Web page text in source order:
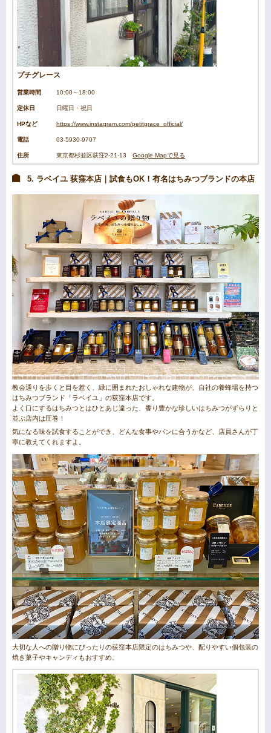
プチグレース
営業時間 10:00～18:00
定休日 日曜日・祝日
HPなど https://www.instagram.com/petitgrace_official/
電話 03-5930-9707
住所 東京都杉並区荻窪2-21-13 Google Mapで見る
5. ラベイユ 荻窪本店｜試食もOK！有名はちみつブランドの本店
教会通りを歩くと目を惹く、緑に囲まれたおしゃれな建物が、自社の養蜂場を持つ
はちみつブランド「ラベイユ」の荻窪本店です。
よく口にするはちみつとはひとあじ違った、香り豊かな珍しいはちみつがずらりと
並ぶ店内は圧巻！
気になる味を試食することができ、どんな食事やパンに合うかなど、店員さんが丁
寧に教えてくれますよ。
大切な人への贈り物にぴったりの荻窪本店限定のはちみつや、配りやすい個包装の
焼き菓子やキャンディもおすすめ。